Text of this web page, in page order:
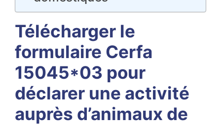
Télécharger le
formulaire Cerfa
15045*03 pour
déclarer une activité
auprès d’animaux de